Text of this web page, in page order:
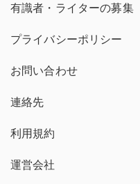
有識者・ライターの募集
プライバシーポリシー
お問い合わせ
連絡先
利用規約
運営会社